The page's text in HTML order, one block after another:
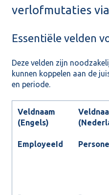
verlofmutaties
Essentiële velden
Deze velden zijn
kunnen koppelen aan de
en periode.
Veldnaam
(Engels)
EmployeeId